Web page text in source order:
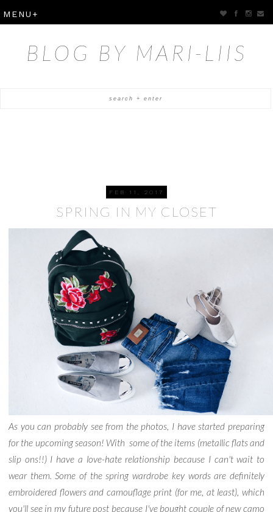
BLOG BY MARI-LIIS
FEB 11, 2017
SPRING IN MY CLOSET
As you can probably see from the photos, I have started preparing
for the upcoming season! With some of the items (metallic flats and
slip ons!!) I have a love-hate relationship because I can't wait to
wear them. Some of the spring wardrobe key words are definitely
embroidered flowers and camouflage print (for me, at least), which
you'll see in my future post because I've bought couple of new camo